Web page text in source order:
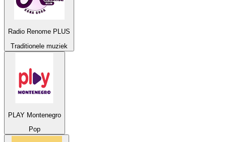
Radio Renome PLUS
Traditionele muziek
PLAY Montenegro
Pop